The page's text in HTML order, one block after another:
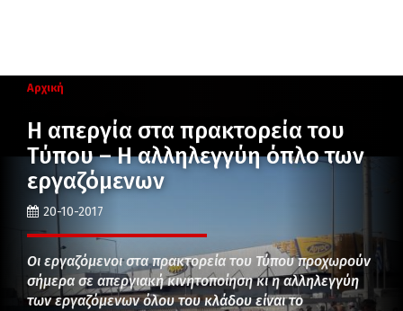
Αρχική
Η απεργία στα πρακτορεία του
Τύπου – Η αλληλεγγύη όπλο των
εργαζόμενων
20-10-2017
Οι εργαζόμενοι στα πρακτορεία του Τύπου προχωρούν
σήμερα σε απεργιακή κινητοποίηση κι η αλληλεγγύη
των εργαζόμενων όλου του κλάδου είναι το